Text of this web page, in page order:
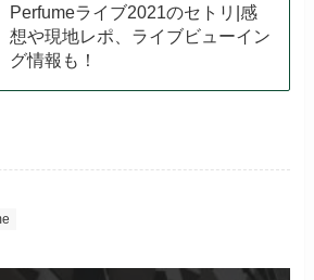
Perfumeライブ2021のセトリ|感
想や現地レポ、ライブビューイン
グ情報も！